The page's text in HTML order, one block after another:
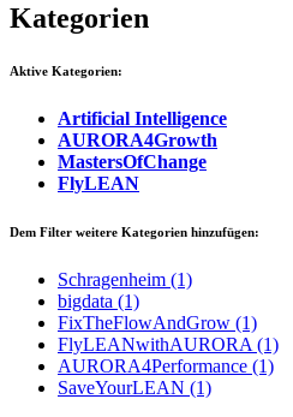
Kategorien
Aktive Kategorien:
Artificial Intelligence
AURORA4Growth
MastersOfChange
FlyLEAN
Dem Filter weitere Kategorien hinzufügen:
Schragenheim (1)
bigdata (1)
FixTheFlowAndGrow (1)
FlyLEANwithAURORA (1)
AURORA4Performance (1)
SaveYourLEAN (1)